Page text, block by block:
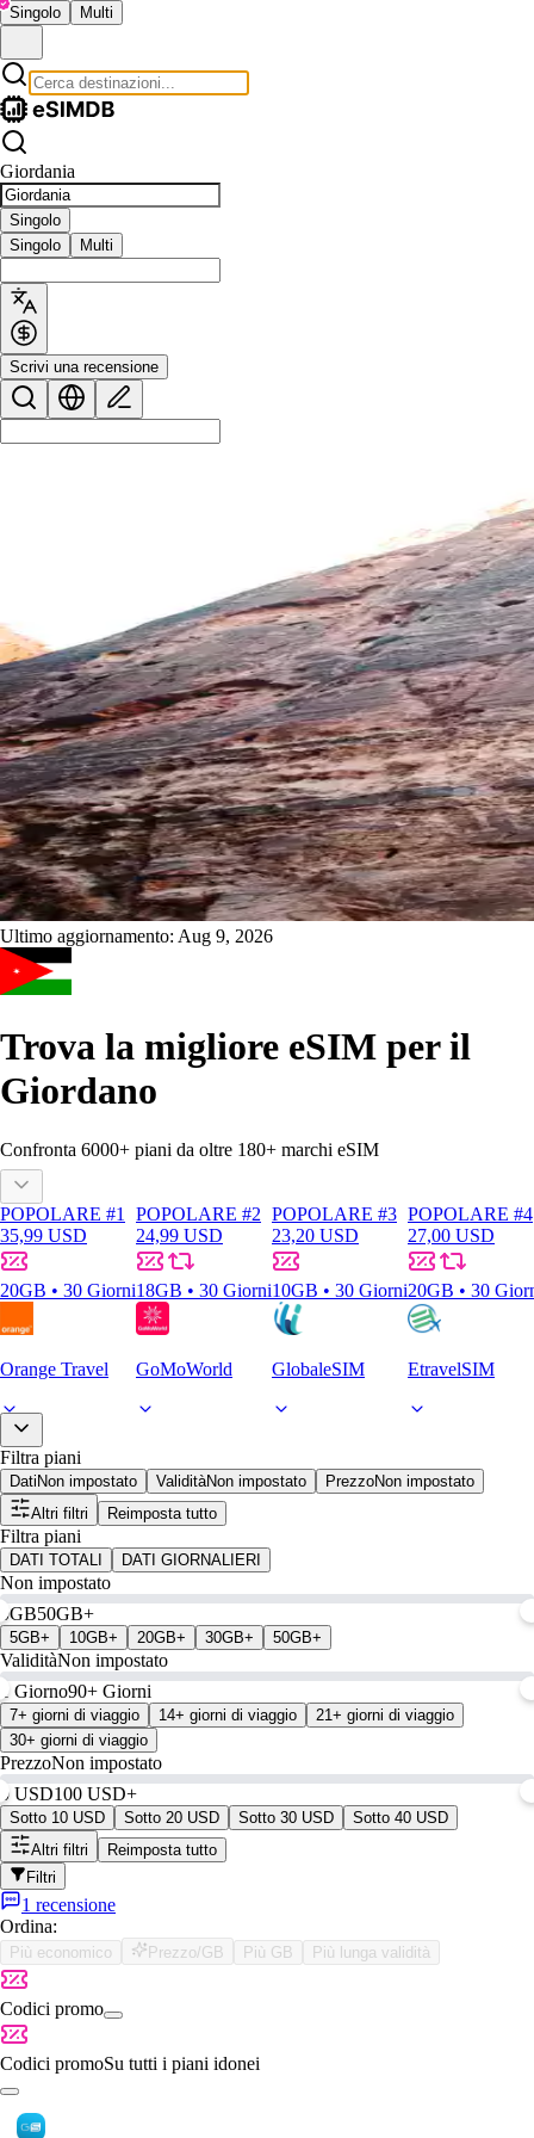
Singolo Multi
Giordania
Singolo
Singolo
Multi
Scrivi una recensione
Ultimo aggiornamento: Aug 9, 2026
Trova la migliore eSIM per il
Giordano
Confronta 6000+ piani da oltre 180+ marchi eSIM
POPOLARE #1
35,99 USD
20GB • 30 Giorni
Orange Travel
POPOLARE #2
24,99 USD
18GB • 30 Giorni
GoMoWorld
POPOLARE #3
23,20 USD
10GB • 30 Giorni
GlobaleSIM
POPOLARE #4
27,00 USD
20GB • 30
EtravelSIM
Filtra piani
Dati Non impostato ValiditàNon impostato PrezzoNon impostato
Altri filtri
Reimposta tutto
Filtra piani
DATI TOTALI DATI GIORNALIERI
Non impostato
0GB50GB+
5GB+ 10GB+ 20GB+ 30GB+ 50GB+
ValiditàNon impostato
1 Giorno90+ Giorni
7+ giorni di viaggio 14+ giorni di viaggio
21+ giorni di viaggio
30+ giorni di viaggio
PrezzoNon impostato
0 USD100 USD+
Sotto 10 USD Sotto 20 USD Sotto 30 USD
Sotto 40 USD
Altri filtri
Reimposta tutto
Filtri
1 recensione
Ordina:
Più economico Prezzo/GB Più GB Più lunga validità
Codici promo
Codici promoSu tutti i piani idonei